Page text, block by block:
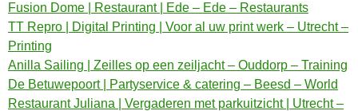
Fusion Dome | Restaurant | Ede – Ede – Restaurants
TT Repro | Digital Printing | Voor al uw print werk – Utrecht –
Printing
Anilla Sailing | Zeilles op een zeiljacht – Ouddorp – Training
De Betuwepoort | Partyservice & catering – Beesd – World
Restaurant Juliana | Vergaderen met parkuitzicht | Utrecht –